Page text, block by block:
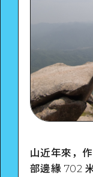
山近年來，
部邊緣 702